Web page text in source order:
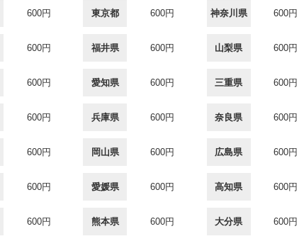
600円 東京都 600円 神奈川県 600円
600円 福井県 600円 山梨県 600円
600円 愛知県 600円 三重県 600円
600円 兵庫県 600円 奈良県 600円
600円 岡山県 600円 広島県 600円
600円 愛媛県 600円 高知県 600円
600円 熊本県 600円 大分県 600円